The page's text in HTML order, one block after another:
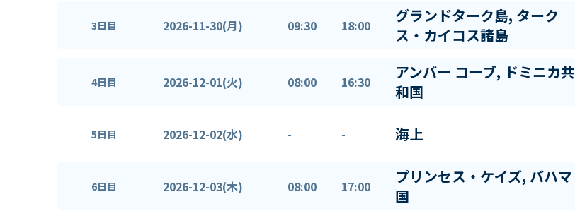
3日目 2026-11-30(月) 09:30 18:00
グランドターク島, ターク
ス・カイコス諸島
4日目 2026-12-01(火) 08:00 16:30
アンバー コーブ, ドミニカ共
和国
5日目 2026-12-02(水) - - 海上
6日目 2026-12-03(木) 08:00 17:00
プリンセス・ケイズ, バハマ
国